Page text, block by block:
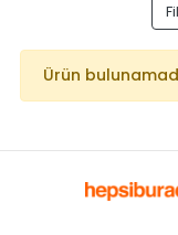
Ürün